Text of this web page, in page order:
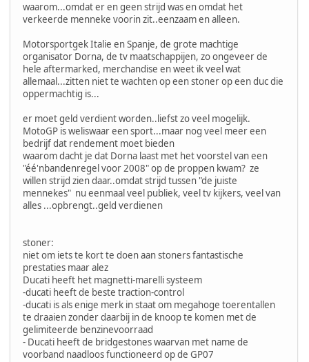
waarom...omdat er en geen strijd was en omdat het
verkeerde menneke voorin zit..eenzaam en alleen.
Motorsportgek Italie en Spanje, de grote machtige
organisator Dorna, de tv maatschappijen, zo ongeveer de
hele aftermarked, merchandise en weet ik veel wat
allemaal...zitten niet te wachten op een stoner op een duc die
oppermachtig is...
er moet geld verdient worden..liefst zo veel mogelijk.
MotoGP is weliswaar een sport...maar nog veel meer een
bedrijf dat rendement moet bieden
waarom dacht je dat Dorna laast met het voorstel van een
"éé'nbandenregel voor 2008" op de proppen kwam? ze
willen strijd zien daar..omdat strijd tussen "de juiste
mennekes" nu eenmaal veel publiek, veel tv kijkers, veel van
alles ...opbrengt..geld verdienen
stoner:
niet om iets te kort te doen aan stoners fantastische
prestaties maar alez
Ducati heeft het magnetti-marelli systeem
-ducati heeft de beste traction-control
-ducati is als enige merk in staat om megahoge toerentallen
te draaien zonder daarbij in de knoop te komen met de
gelimiteerde benzinevoorraad
- Ducati heeft de bridgestones waarvan met name de
voorband naadloos functioneerd op de GP07